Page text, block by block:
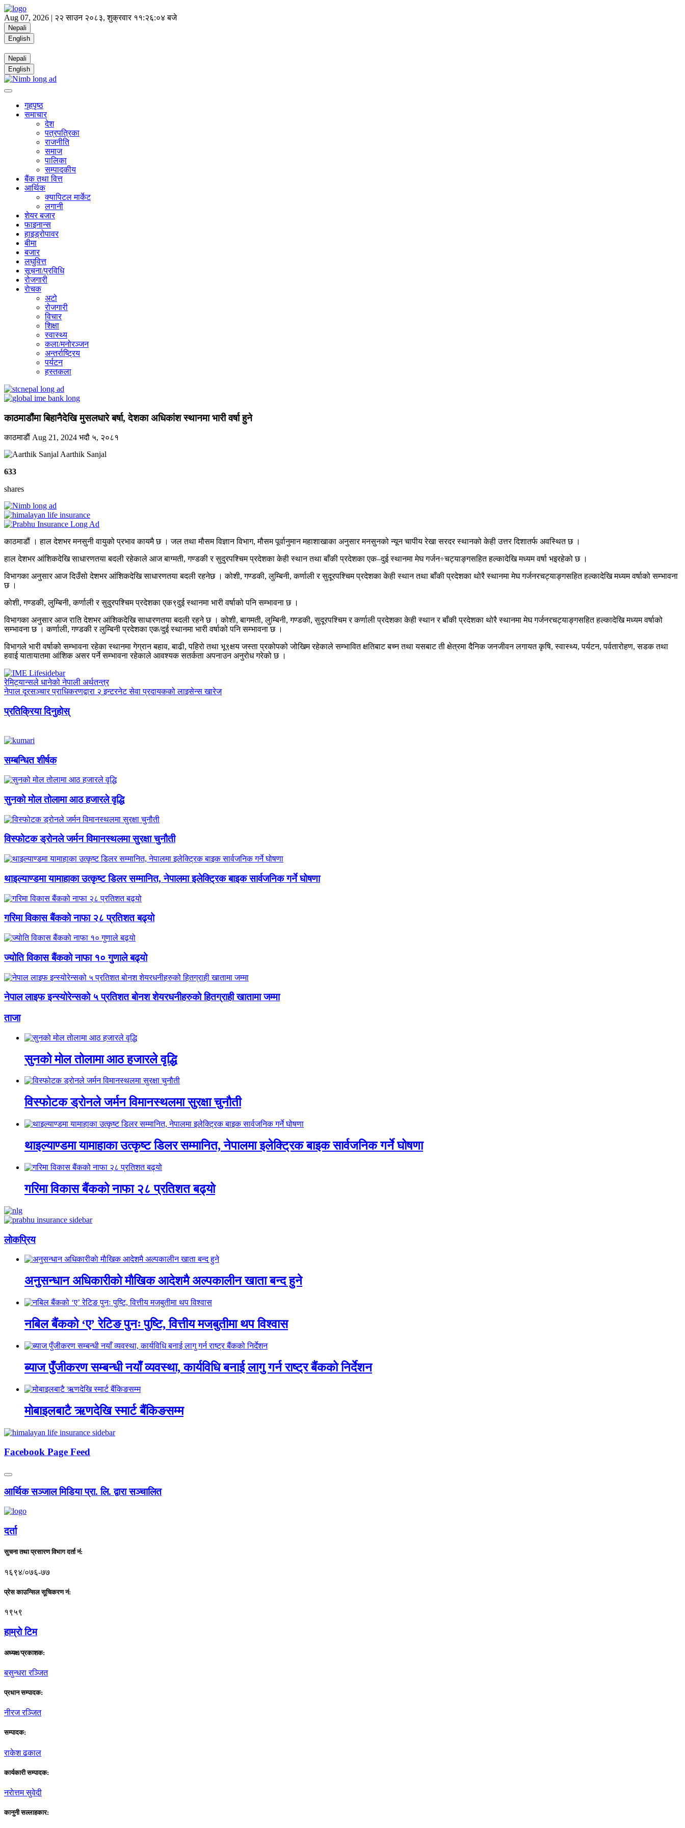
Aug 07, 2026 | २२ साउन २०८३, शुक्रवार ११:२६:०५ बजे
Nepali
English
Nepali
English
गृहपृष्ठ
समाचार
देश
पत्रपत्रिका
राजनीति
समाज
पालिका
सम्पादकीय
बैंक तथा वित्त
आर्थिक
क्यापिटल मार्केट
लगानी
शेयर बजार
फाइनान्स
हाइड्रोपावर
बीमा
बजार
लघुवित्त
सूचना/प्रविधि
रोजगारी
राेचक
अटो
रोजगारी
विचार
शिक्षा
स्वास्थ्य
कला/मनोरञ्जन
अन्तर्राष्ट्रिय
पर्यटन
हस्तकला
काठमाडौंमा बिहानैदेखि मुसलधारे बर्षा, देशका अधिकांश स्थानमा भारी वर्षा हुने
काठमाडाैं Aug 21, 2024 भदौ ५, २०८१
Aarthik Sanjal
633
shares
काठमाडौं । हाल देशभर मनसुनी वायुको प्रभाव कायमै छ । जल तथा मौसम विज्ञान विभाग, मौसम पूर्वानुमान महाशाखाका अनुसार मनसुनको न्यून चापीय रेखा सरदर स्थानको केही उत्तर दिशातर्फ अवस्थित छ ।
हाल देशभर आंशिकदेखि साधारणतया बदली रहेकाले आज बाग्मती, गण्डकी र सुदुरपश्चिम प्रदेशका केही स्थान तथा बाँकी प्रदेशका एक–दुई स्थानमा मेघ गर्जन÷चट्याङ्गसहित हल्कादेखि मध्यम वर्षा भइरहेको छ ।
विभागका अनुसार आज दिउँसो देशभर आंशिकदेखि साधारणतया बदली रहनेछ । कोशी, गण्डकी, लुम्बिनी, कर्णाली र सुदूरपश्चिम प्रदेशका केही स्थान तथा बाँकी प्रदेशका थोरै स्थानमा मेघ गर्जनरचट्याङ्गसहित हल्कादेखि मध्यम वर्षाको सम्भावना
छ ।
कोशी, गण्डकी, लुम्बिनी, कर्णाली र सुदुरपश्चिम प्रदेशका एक९दुई स्थानमा भारी वर्षाको पनि सम्भावना छ ।
विभागका अनुसार आज राति देशभर आंशिकदेखि साधारणतया बदली रहने छ । कोशी, बागमती, लुम्बिनी, गण्डकी, सुदूरपश्चिम र कर्णाली प्रदेशका केही स्थान र बाँकी प्रदेशका थोरै स्थानमा मेघ गर्जनरचट्याङ्गसहित हल्कादेखि मध्यम वर्षाको
सम्भावना छ । कर्णाली, गण्डकी र लुम्बिनी प्रदेशका एक/दुई स्थानमा भारी वर्षाको पनि सम्भावना छ ।
विभागले भारी वर्षाको सम्भावना रहेका स्थानमा गेग्रान बहाव, बाढी, पहिरो तथा भू९क्षय जस्ता प्रकोपको जोखिम रहेकाले सम्भावित क्षतिबाट बच्न तथा यसबाट ती क्षेत्रमा दैनिक जनजीवन लगायत कृषि, स्वास्थ्य, पर्यटन, पर्वतारोहण, सडक तथा
हवाई यातायातमा आंशिक असर पर्ने सम्भावना रहेकाले आवश्यक सतर्कता अपनाउन अनुरोध गरेको छ ।
रेमिट्यान्सले धानेको नेपाली अर्थतन्त्र
नेपाल दूरसञ्चार प्राधिकरणद्वारा २ इन्टरनेट सेवा प्रदायकको लाइसेन्स खारेज
प्रतिक्रिया दिनुहोस्
सम्बन्धित शीर्षक
सुनको मोल तोलामा आठ हजारले वृद्धि
विस्फोटक ड्रोनले जर्मन विमानस्थलमा सुरक्षा चुनौती
थाइल्याण्डमा यामाहाका उत्कृष्ट डिलर सम्मानित, नेपालमा इलेक्ट्रिक बाइक सार्वजनिक गर्ने घोषणा
गरिमा विकास बैंकको नाफा २८ प्रतिशत बढ्यो
ज्योति विकास बैंकको नाफा १० गुणाले बढ्यो
नेपाल लाइफ इन्स्योरेन्सको ५ प्रतिशत बोनश शेयरधनीहरुको हितग्राही खातामा जम्मा
ताजा
सुनको मोल तोलामा आठ हजारले वृद्धि
विस्फोटक ड्रोनले जर्मन विमानस्थलमा सुरक्षा चुनौती
थाइल्याण्डमा यामाहाका उत्कृष्ट डिलर सम्मानित, नेपालमा इलेक्ट्रिक बाइक सार्वजनिक गर्ने घोषणा
गरिमा विकास बैंकको नाफा २८ प्रतिशत बढ्यो
लाेकप्रिय
अनुसन्धान अधिकारीकाे माैखिक आदेशमै अल्पकालीन खाता बन्द हुने
नबिल बैंकको ‘ए’ रेटिङ पुनः पुष्टि, वित्तीय मजबुतीमा थप विश्वास
ब्याज पुँजीकरण सम्बन्धी नयाँ व्यवस्था, कार्यविधि बनाई लागु गर्न राष्ट्र बैंकको निर्देशन
मोबाइलबाटै ऋणदेखि स्मार्ट बैंकिङसम्म
Facebook Page Feed
आर्थिक सञ्जाल मिडिया प्रा. लि. द्वारा सञ्चालित
दर्ता
सुचना तथा प्रसारण विभाग दर्ता नं:
१६९४/०७६-७७
प्रेस काउन्सिल सूचिकरण नं:
१९५९
हाम्राे टिम
अध्यक्ष/प्रकाशक:
बसुन्धरा रञ्जित
प्रधान सम्पादक:
नीरज रञ्जित
सम्पादक:
राकेश ढकाल
कार्यकारी सम्पादक:
नराेत्तम सुवेदी
कानुनी सल्लाहकार: